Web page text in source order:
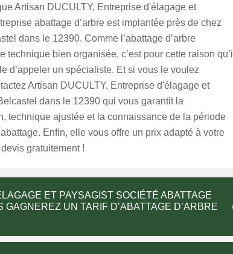
Artisan DUCULTY, Entreprise d'élagage et
abattage d’arbre est implantée près de chez
dans le 12390. Comme l’abattage d’arbre
technique bien organisée, c’est pour cette raison qu’il
d’appeler un spécialiste. Et si vous le voulez
Artisan DUCULTY, Entreprise d'élagage et
dans le 12390 qui vous garantit la
technique ajustée et la connaissance de la période
Enfin, elle vous offre un prix adapté à votre
gratuitement !
ET PAYSAGIST SOCIÉTÉ ABATTAGE
UN TARIF D’ABATTAGE D’ARBRE